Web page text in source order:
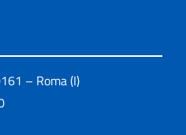
– Roma (I)